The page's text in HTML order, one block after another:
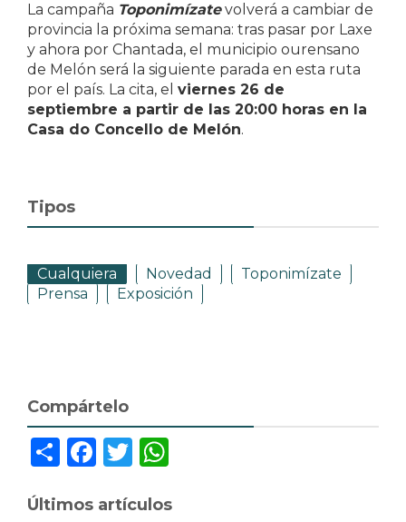
La campaña Toponimízatevolverá a cambiar de
provincia la próxima semana: tras pasar por Laxe
y ahora por Chantada, el municipio ourensano
de Melón será la siguiente parada en esta ruta
por el país. La cita, el viernes 26 de
septiembre a partir de las 20:00 horas en la
Casa do Concello de Melón.
Tipos
Cualquiera Novedad
Toponimízate
Prensa
Exposición
Compártelo
Últimos artículos